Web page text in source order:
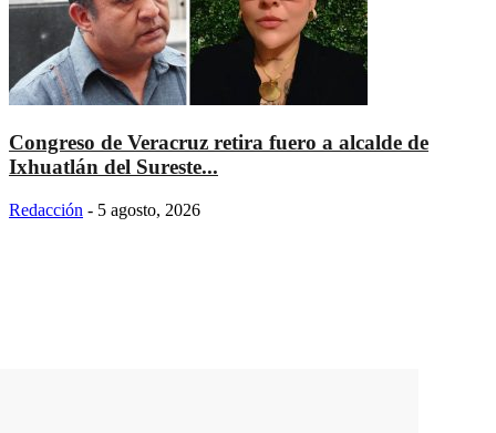
Congreso de Veracruz retira fuero a alcalde de
Ixhuatlán del Sureste...
Redacción - 5 agosto, 2026